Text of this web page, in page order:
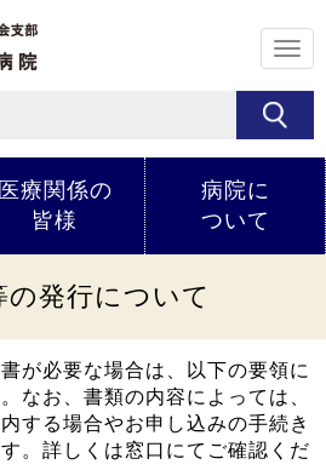
メ
ニ
ュ
医療関係の
皆様
病院に
ついて
の発行について
が必要な場合は、以下の要領に
なお、書類の内容によっては、
する場合やお申し込みの手続き
。詳しくは窓口にてご確認くだ